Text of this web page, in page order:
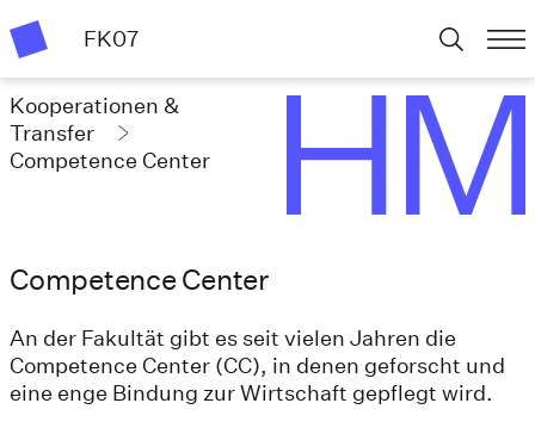
FK07
Kooperationen &
Transfer
Competence Center
Competence Center
An der Fakultät gibt es seit vielen Jahren die
Competence Center (CC), in denen geforscht und
eine enge Bindung zur Wirtschaft gepflegt wird.